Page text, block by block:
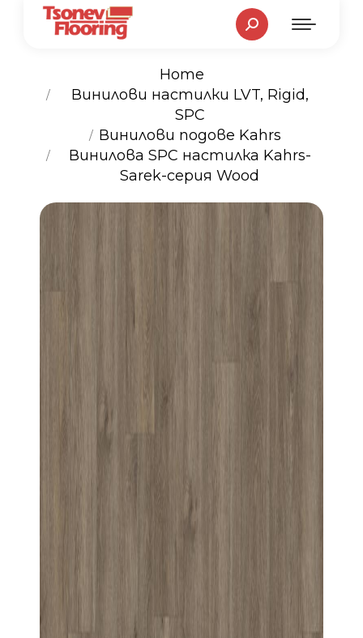
Search:
You are here:
Home
Винилови настилки LVT, Rigid,
SPC
Винилови подове Kahrs
Винилова SPC настилка Kahrs-
Sarek-серия Wood